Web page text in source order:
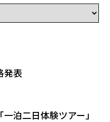
発表
泊二日体験ツアー」